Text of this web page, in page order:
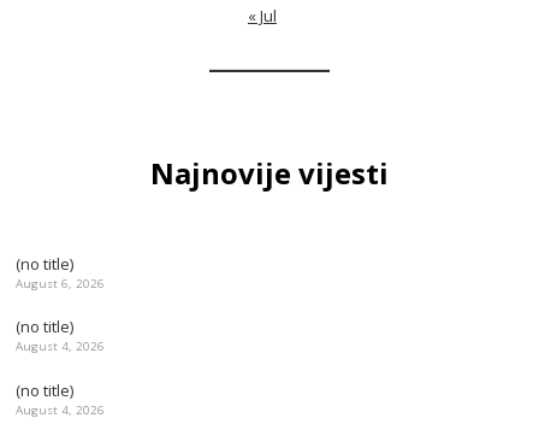
« Jul
Najnovije vijesti
(no title)
August 6, 2026
(no title)
August 4, 2026
(no title)
August 4, 2026